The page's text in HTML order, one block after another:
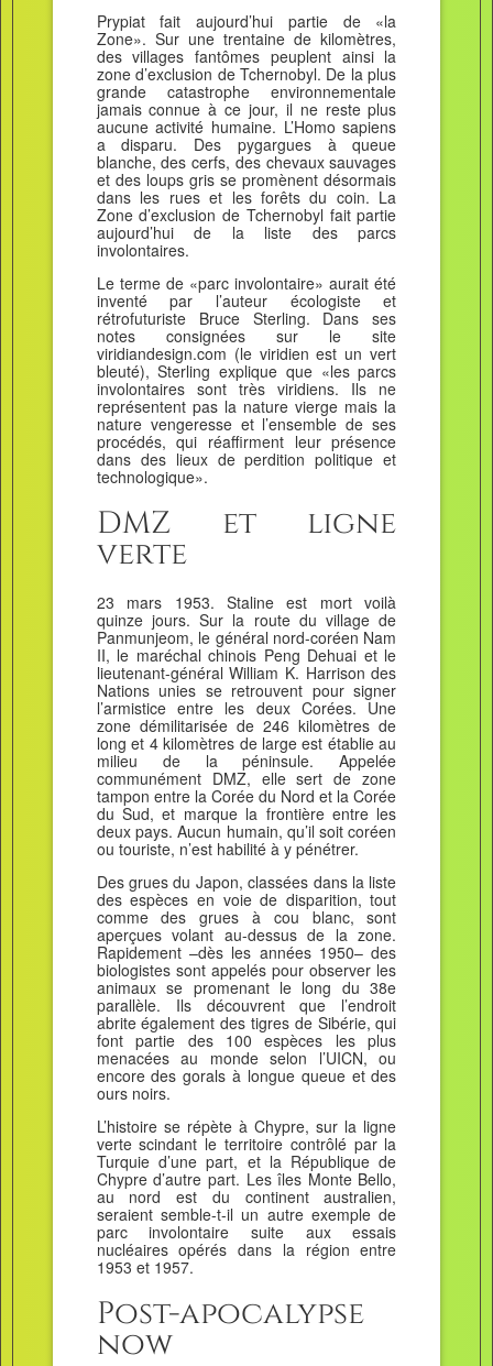
Prypiat fait aujourd’hui partie de «la
Zone». Sur une trentaine de kilomètres,
des villages fantômes peuplent ainsi la
zone d’exclusion de Tchernobyl. De la plus
grande catastrophe environnementale
jamais connue à ce jour, il ne reste plus
aucune activité humaine. L’Homo sapiens
a disparu. Des pygargues à queue
blanche, des cerfs, des chevaux sauvages
et des loups gris se promènent désormais
dans les rues et les forêts du coin. La
Zone d’exclusion de Tchernobyl fait partie
aujourd’hui de la liste des parcs
involontaires.
Le terme de «parc involontaire» aurait été
inventé par l’auteur écologiste et
rétrofuturiste Bruce Sterling. Dans ses
notes consignées sur le site
viridiandesign.com (le viridien est un vert
bleuté), Sterling explique que «les parcs
involontaires sont très viridiens. Ils ne
représentent pas la nature vierge mais la
nature vengeresse et l’ensemble de ses
procédés, qui réaffirment leur présence
dans des lieux de perdition politique et
technologique».
DMZ et ligne
verte
23 mars 1953. Staline est mort voilà
quinze jours. Sur la route du village de
Panmunjeom, le général nord-coréen Nam
II, le maréchal chinois Peng Dehuai et le
lieutenant-général William K. Harrison des
Nations unies se retrouvent pour signer
l’armistice entre les deux Corées. Une
zone démilitarisée de 246 kilomètres de
long et 4 kilomètres de large est établie au
milieu de la péninsule. Appelée
communément DMZ, elle sert de zone
tampon entre la Corée du Nord et la Corée
du Sud, et marque la frontière entre les
deux pays. Aucun humain, qu’il soit coréen
ou touriste, n’est habilité à y pénétrer.
Des grues du Japon, classées dans la liste
des espèces en voie de disparition, tout
comme des grues à cou blanc, sont
aperçues volant au-dessus de la zone.
Rapidement –dès les années 1950– des
biologistes sont appelés pour observer les
animaux se promenant le long du 38e
parallèle. Ils découvrent que l’endroit
abrite également des tigres de Sibérie, qui
font partie des 100 espèces les plus
menacées au monde selon l’UICN, ou
encore des gorals à longue queue et des
ours noirs.
L’histoire se répète à Chypre, sur la ligne
verte scindant le territoire contrôlé par la
Turquie d’une part, et la République de
Chypre d’autre part. Les îles Monte Bello,
au nord est du continent australien,
seraient semble-t-il un autre exemple de
parc involontaire suite aux essais
nucléaires opérés dans la région entre
1953 et 1957.
Post-apocalypse
now